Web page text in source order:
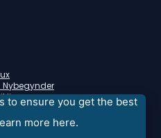
to ensure you get the best
more here.
Nybegynder